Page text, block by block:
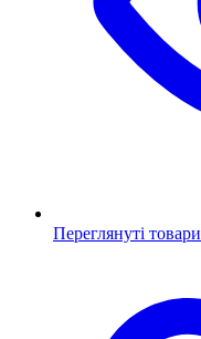
Переглянуті товари